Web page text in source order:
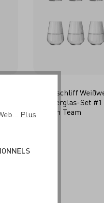
IN DEN
Sternschliff
Wasserglas-Set
Design Team
Plus